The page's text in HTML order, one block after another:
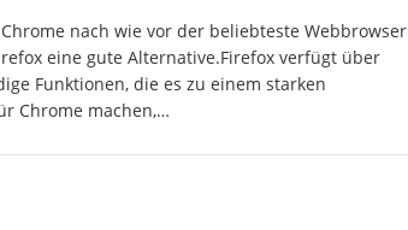
nach wie vor der beliebteste Webbrowser
eine gute Alternative.Firefox verfügt über
Funktionen, die es zu einem starken
Chrome machen,…